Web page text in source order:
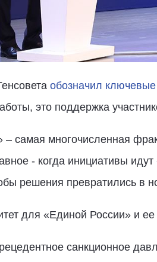
обозначил ключевые
это поддержка
– самая многочисленная
- когда инициативы
решения превратились в
для «Единой России» и ее
санкционное